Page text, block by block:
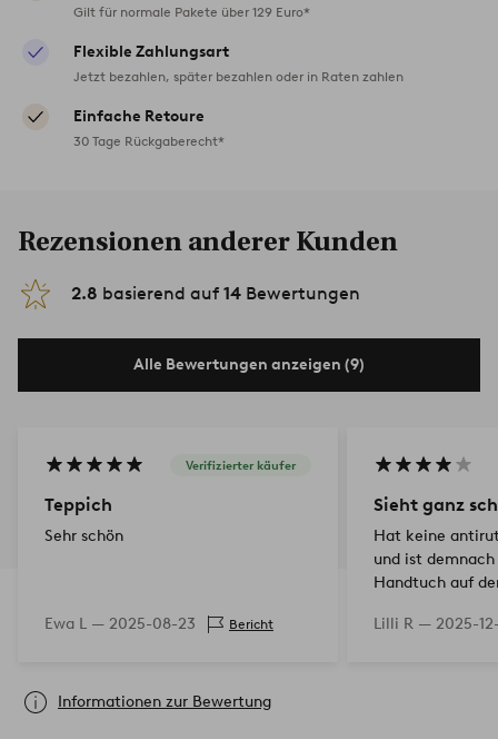
Gilt für normale Pakete über 129 Euro*
Flexible Zahlungsart
Jetzt bezahlen, später bezahlen oder in Raten zahlen
Einfache Retoure
30 Tage Rückgaberecht*
Rezensionen anderer Kunden
2.8 basierend auf 14 Bewertungen
Alle Bewertungen anzeigen (9)
Verifizierter käufer
Teppich
Sehr schön
Ewa L — 2025-08-23 Bericht
Sieht ganz
Hat keine
und ist
Handtuch auf
Lilli R — 2025-
Informationen zur Bewertung